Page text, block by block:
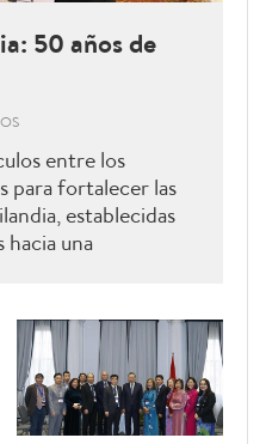
50 años de
entre los
para fortalecer las
establecidas
hacia una